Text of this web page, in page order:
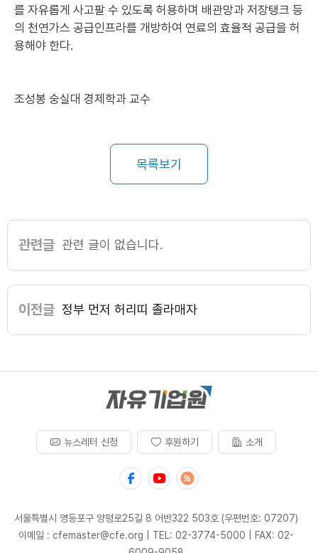
를 자유롭게 사고팔 수 있도록 허용하며 배관망과 저장탱크 등
의 천연가스 공급인프라를 개방하여 연료의 효율적 공급을 허
용해야 한다.
조성봉 숭실대 경제학과 교수
목록보기
관련글 관련 글이 없습니다.
이전글 정부 먼저 허리띠 졸라매자
뉴스레터 신청 후원하기 소개
서울특별시 영등포구 양평로25길 8 어반322 503호 (우편번호: 07207)
이메일 : cfemaster@cfe.org
TEL: 02-3774-5000
FAX: 02-